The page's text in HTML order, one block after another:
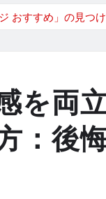
おすすめ」の見つ
を両
：後